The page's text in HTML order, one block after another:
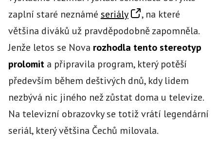
zaplní staré neznámé seriály
, na které
většina diváků už pravděpodobně zapomněla.
Jenže letos se Nova rozhodla tento stereotyp
prolomita připravila program, který potěší
především během deštivých dnů, kdy lidem
nezbývá nic jiného než zůstat doma u televize.
Na televizní obrazovky se totiž vrátí legendární
seriál, který většina Čechů milovala.